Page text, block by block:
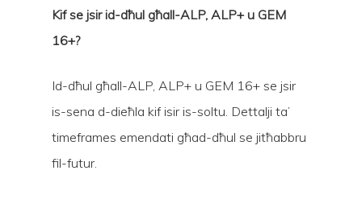
Kif se jsir id-dħul għall-ALP, ALP+ u GEM
16+?
Id-dħul għall-ALP, ALP+ u GEM 16+ se jsir
is-sena d-dieħla kif isir is-soltu. Dettalji ta’
timeframes emendati għad-dħul se jitħabbru
fil-futur.